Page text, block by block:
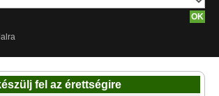
fel az érettségire